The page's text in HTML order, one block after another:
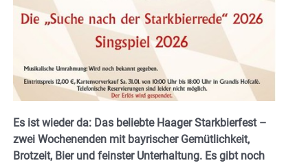
Es ist wieder da: Das beliebte Haager Starkbierfest –
zwei Wochenenden mit bayrischer Gemütlichkeit,
Brotzeit, Bier und feinster Unterhaltung. Es gibt noch